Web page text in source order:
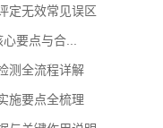
定无效常见误区
要点与合...
测全流程详解
施要点全梳理